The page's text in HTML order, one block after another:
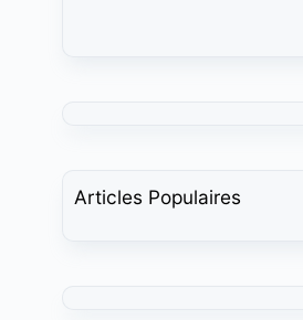
Articles Populaires